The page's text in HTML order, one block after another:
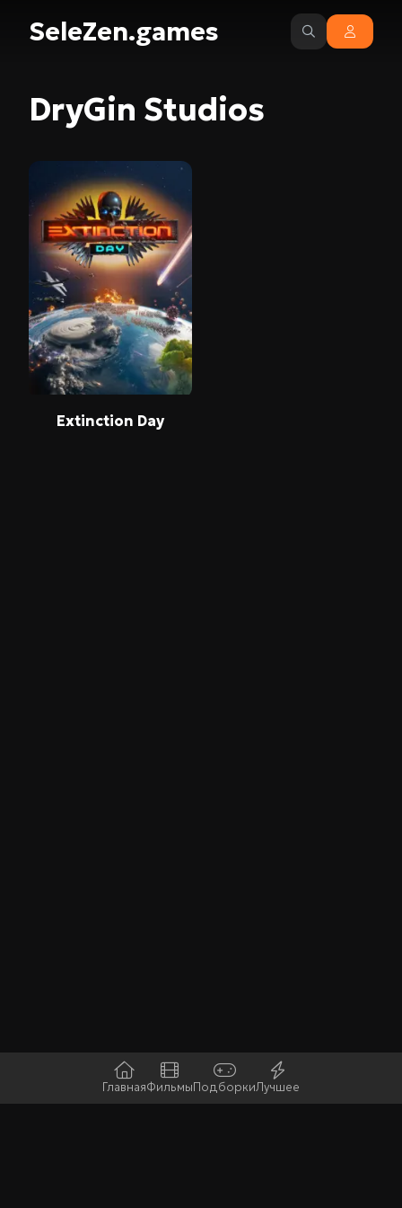
SeleZen.games
ГлавнаяФильмыПодборкиЛучшее
DryGin Studios
Extinction Day